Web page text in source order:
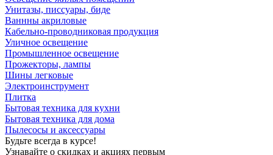
Унитазы, писсуары, биде
Ваннны акриловые
Кабельно-проводниковая продукция
Уличное освещение
Промышленное освещение
Прожекторы, лампы
Шины легковые
Электроинструмент
Плитка
Бытовая техника для кухни
Бытовая техника для дома
Пылесосы и аксессуары
Будьте всегда в курсе!
Узнавайте о скидках и акциях первым